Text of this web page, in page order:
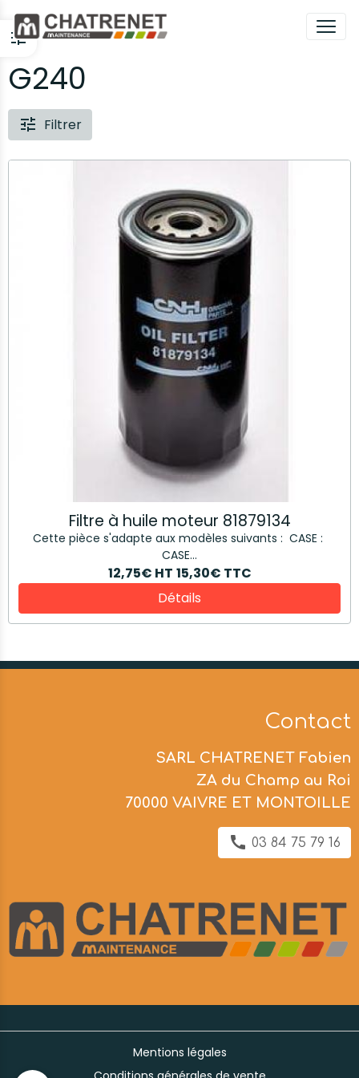
G240
Filtrer
Filtre à huile moteur 81879134
Cette pièce s'adapte aux modèles suivants : CASE :
CASE...
12,75€ HT 15,30€ TTC
Détails
Contact
SARL CHATRENET Fabien
ZA du Champ au Roi
70000 VAIVRE ET MONTOILLE
03 84 75 79 16
Mentions légales